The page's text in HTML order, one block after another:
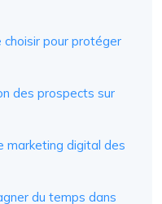
choisir pour protéger
des prospects sur
marketing digital des
du temps dans